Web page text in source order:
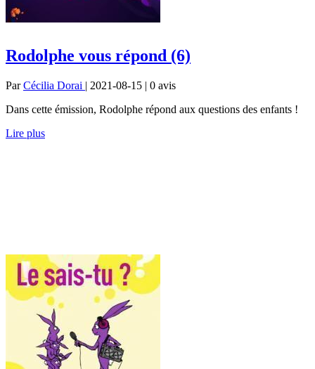
Rodolphe vous répond (6)
ParCécilia Dorai | 2021-08-15 | 0 avis
Dans cette émission, Rodolphe répond aux questions des enfants !
Lire plus